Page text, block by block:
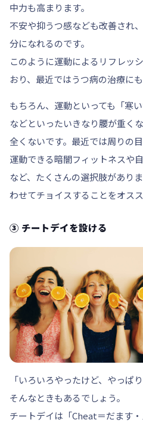
中力も高まります。
不安や抑うつ感なども改善され
分になれるのです。
このように運動によるリフレッ
おり、最近ではうつ病の治療に
もちろん、運動といっても「寒
などといったいきなり腰が重く
全くないです。最近では周りの
運動できる暗闇フィットネスや
など、たくさんの選択肢があり
わせてチョイスすることをオス
③ チートデイを設ける
「いろいろやったけど、やっぱ
そんなときもあるでしょう。
チートデイは「Cheat＝だます・